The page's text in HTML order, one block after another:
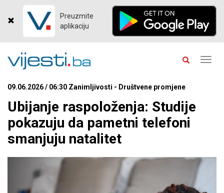
Preuzmite
aplikaciju
09.06.2026 / 06:30 Zanimljivosti - Društvene promjene
Ubijanje raspoloženja: Studije
pokazuju da pametni telefoni
smanjuju natalitet